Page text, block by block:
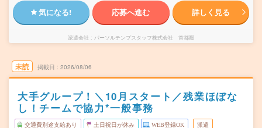
気になる! 応募へ進む 詳しく見る
派遣会社 パーソルテンプスタッフ株式会社 首都圏
未読 掲載日 2026/08/06
大手グループ！＼10月スタート／残業ほぼな
し！チームで協力*一般事務
交通費別途支給あり 土日祝日が休み WEB登録OK 派遣